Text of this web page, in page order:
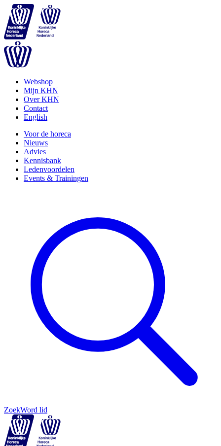
Webshop
Mijn KHN
Over KHN
Contact
English
Voor de horeca
Nieuws
Advies
Kennisbank
Ledenvoordelen
Events & Trainingen
ZoekWord lid